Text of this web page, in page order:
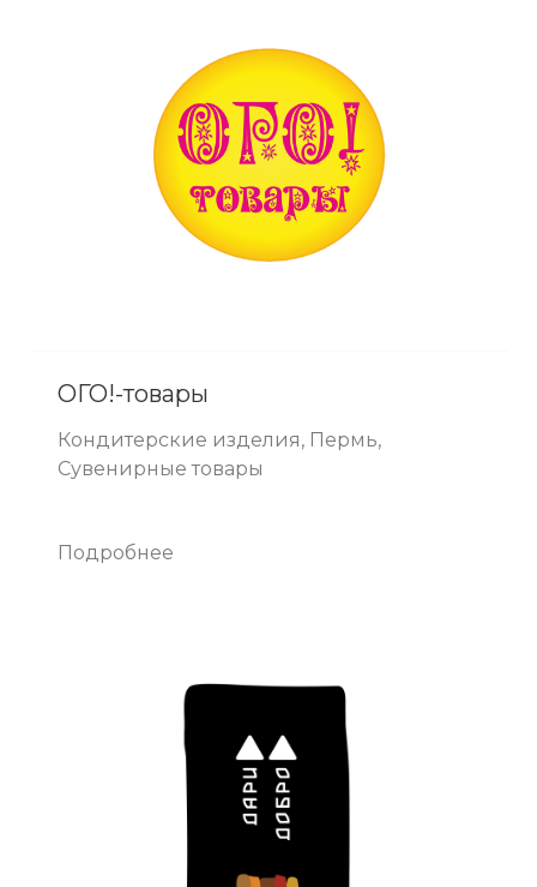
ОГО!-товары
Кондитерские изделия, Пермь,
Сувенирные товары
Подробнее